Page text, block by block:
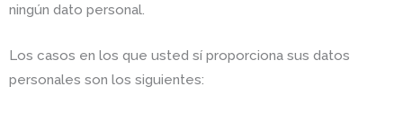
ningún dato personal.
Los casos en los que usted sí proporciona sus datos
personales son los siguientes: